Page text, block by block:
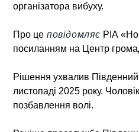
організатора вибуху.
Про це повідомляє РІА
посиланням на Центр
Рішення ухвалив Південний
листопаді 2025 року.
позбавлення волі.